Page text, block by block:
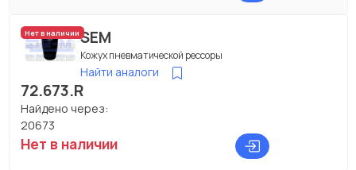
Нет в наличииSEM
Кожух пневматической рессоры
Найти аналоги
72.673.R
Найдено через:
20673
Нет в наличии